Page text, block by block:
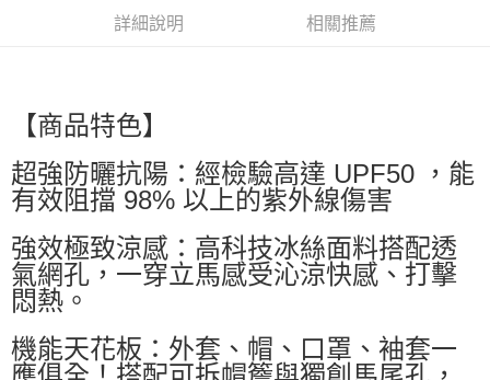
萊爾富取貨付款
每筆NT$60，滿NT$599(含以上)免運費
7-11付款取貨
每筆NT$60，滿NT$599(含以上)免運費
付款後7-11取貨
每筆NT$60，滿NT$599(含以上)免運費
宅配
每筆NT$80，滿NT$799(含以上)免運費
詳細說明 相關推薦
【商品特色】
超強防曬抗陽：經檢驗高達 UPF50 ，能
有效阻擋 98% 以上的紫外線傷害
強效極致涼感：高科技冰絲面料搭配透
氣網孔，一穿立馬感受沁涼快感、打擊
悶熱。
機能天花板：外套、帽、口罩、袖套一